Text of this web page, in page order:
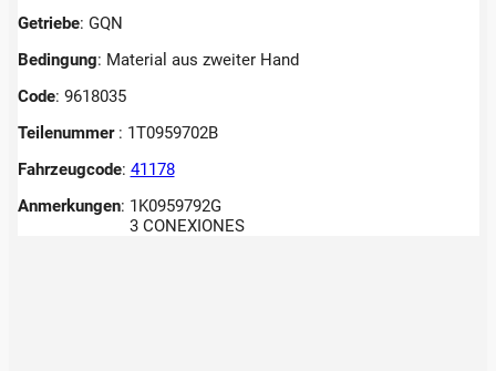
Getriebe: GQN
Bedingung: Material aus zweiter Hand
Code: 9618035
Teilenummer : 1T0959702B
Fahrzeugcode: 41178
Anmerkungen: 1K0959792G
3 CONEXIONES